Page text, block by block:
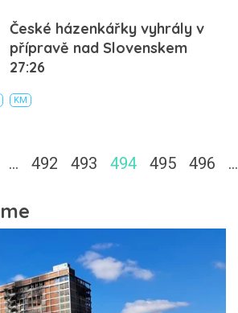
České házenkářky vyhrály v
přípravě nad Slovenskem
27:26
KM
… 492 493 494 495 496 …